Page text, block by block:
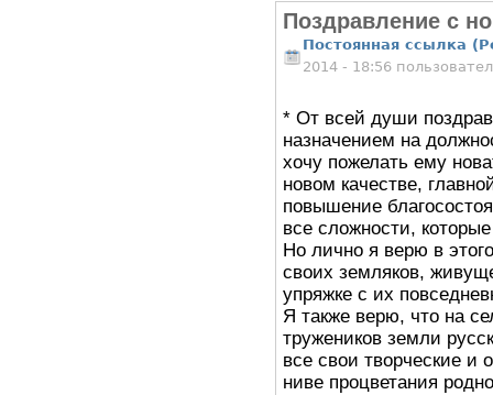
Поздравление с
Постоянная ссылка
2014 - 18:56
* От всей души
назначением на
хочу пожелать ему
новом качестве,
повышение
все сложности,
Но лично я верю в
своих земляков,
упряжке с их
Я также верю, что на
тружеников земли
все свои творческие и
ниве процветания